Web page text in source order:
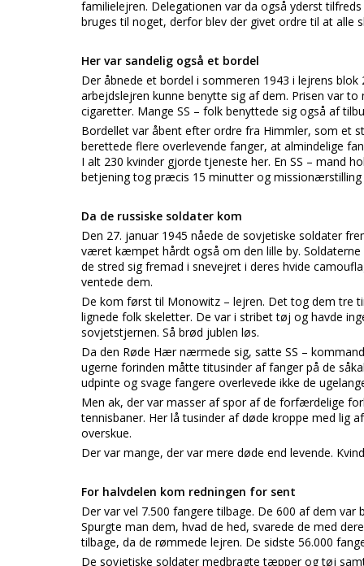
familielejren. Delegationen var da også yderst
bruges til noget, derfor blev der givet ordre til at alle
Her var sandelig også et bordel
Der åbnede et bordel i sommeren 1943 i lejrens
arbejdslejren kunne benytte sig af dem. Prisen var
cigaretter. Mange SS – folk benyttede sig også af
Bordellet var åbent efter ordre fra Himmler, som et
berettede flere overlevende fanger, at almindelige
I alt 230 kvinder gjorde tjeneste her. En SS – mand
betjening tog præcis 15 minutter og
Da de russiske soldater kom
Den 27. januar 1945 nåede de sovjetiske soldater
været kæmpet hårdt også om den lille by.
de stred sig fremad i snevejret i deres hvide
ventede dem.
De kom først til Monowitz – lejren. Det tog dem tre
lignede folk skeletter. De var i stribet tøj og havde
sovjetstjernen. Så brød jublen løs.
Da den Røde Hær nærmede sig, satte SS –
ugerne forinden måtte titusinder af fanger på de
udpinte og svage fangere overlevede ikke de
Men ak, der var masser af spor af de forfærdelige
tennisbaner. Her lå tusinder af døde kroppe med lig
overskue.
Der var mange, der var mere døde end levende.
For halvdelen kom redningen for sent
Der var vel 7.500 fangere tilbage. De 600 af dem
Spurgte man dem, hvad de hed, svarede de med
tilbage, da de rømmede lejren. De sidste 56.000
De sovjetiske soldater medbragte tæpper og tøj